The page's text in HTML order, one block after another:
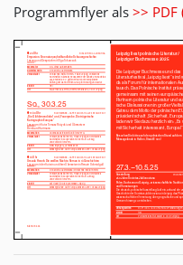
Programmflyer als >> PDF